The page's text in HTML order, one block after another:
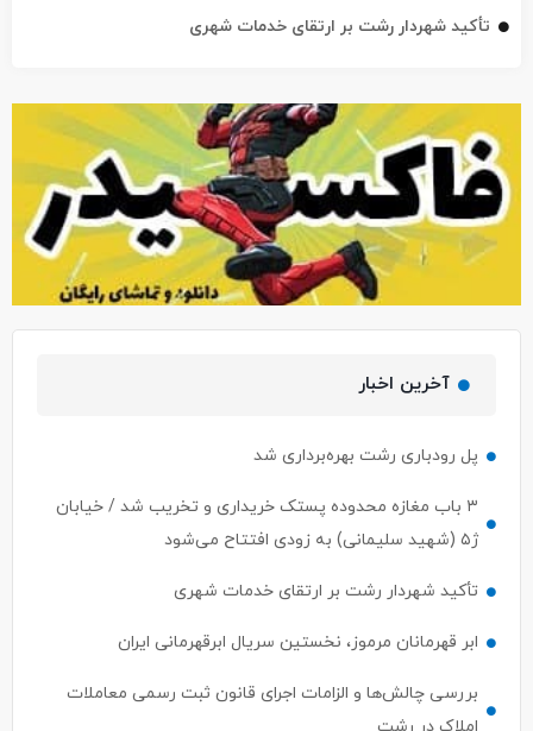
تأکید شهردار رشت بر ارتقای خدمات شهری
آخرین اخبار
پل رودباری رشت بهره‌برداری شد
۳ باب مغازه محدوده پستک خریداری و تخریب شد / خیابان
ژ۵ (شهید سلیمانی) به زودی افتتاح می‌شود
تأکید شهردار رشت بر ارتقای خدمات شهری
ابر قهرمانان مرموز، نخستین سریال ابرقهرمانی ایران
بررسی چالش‌ها و الزامات اجرای قانون ثبت رسمی معاملات
املاک در رشت